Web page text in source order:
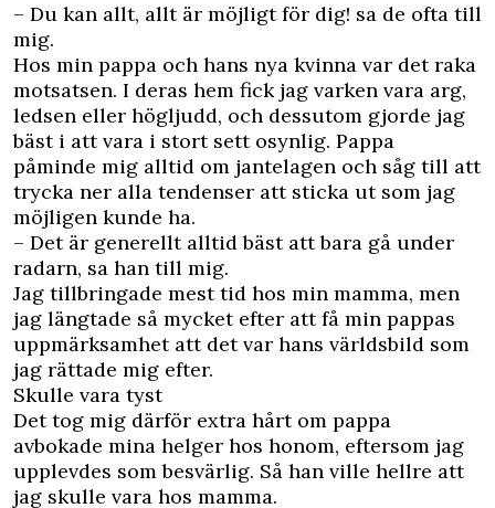
– Du kan allt, allt är möjligt för dig! sa de ofta till
mig.
Hos min pappa och hans nya kvinna var det raka
motsatsen. I deras hem fick jag varken vara arg,
ledsen eller högljudd, och dessutom gjorde jag
bäst i att vara i stort sett osynlig. Pappa
påminde mig alltid om jantelagen och såg till att
trycka ner alla tendenser att sticka ut som jag
möjligen kunde ha.
– Det är generellt alltid bäst att bara gå under
radarn, sa han till mig.
Jag tillbringade mest tid hos min mamma, men
jag längtade så mycket efter att få min pappas
uppmärksamhet att det var hans världsbild som
jag rättade mig efter.
Skulle vara tyst
Det tog mig därför extra hårt om pappa
avbokade mina helger hos honom, eftersom jag
upplevdes som besvärlig. Så han ville hellre att
jag skulle vara hos mamma.